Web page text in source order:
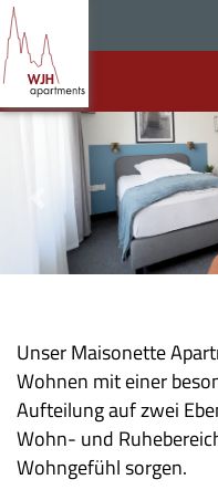
Direkt zum Inhalt
Unser Maisonette
Wohnen mit einer
Aufteilung auf zwei
Wohn- und
Wohngefühl sorgen.